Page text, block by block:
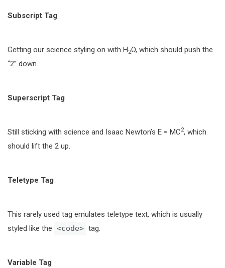
Subscript Tag
Getting our science styling on with H2O, which should push the
“2” down.
Superscript Tag
Still sticking with science and Isaac Newton’s E = MC2, which
should lift the 2 up.
Teletype Tag
This rarely used tag emulates teletype text, which is usually
styled like the <code> tag.
Variable Tag